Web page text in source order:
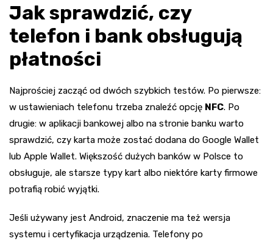
Jak sprawdzić, czy
telefon i bank obsługują
płatności
Najprościej zacząć od dwóch szybkich testów. Po pierwsze:
w ustawieniach telefonu trzeba znaleźć opcję NFC. Po
drugie: w aplikacji bankowej albo na stronie banku warto
sprawdzić, czy karta może zostać dodana do Google Wallet
lub Apple Wallet. Większość dużych banków w Polsce to
obsługuje, ale starsze typy kart albo niektóre karty firmowe
potrafią robić wyjątki.
Jeśli używany jest Android, znaczenie ma też wersja
systemu i certyfikacja urządzenia. Telefony po